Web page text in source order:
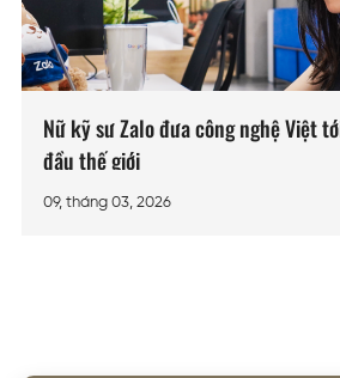
Nữ kỹ sư Zalo đưa công nghệ Việt
đầu thế giới
09, tháng 03, 2026